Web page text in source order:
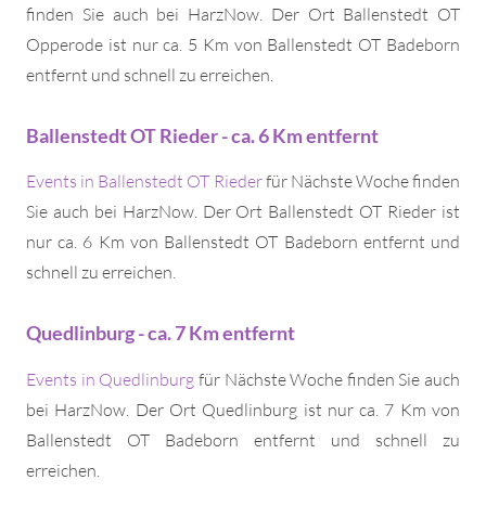
finden Sie auch bei HarzNow. Der Ort Ballenstedt OT
Opperode ist nur ca. 5 Km von Ballenstedt OT Badeborn
entfernt und schnell zu erreichen.
Ballenstedt OT Rieder - ca. 6 Km entfernt
Events in Ballenstedt OT Riederfür Nächste Woche finden
Sie auch bei HarzNow. Der Ort Ballenstedt OT Rieder ist
nur ca. 6 Km von Ballenstedt OT Badeborn entfernt und
schnell zu erreichen.
Quedlinburg - ca. 7 Km entfernt
Events in Quedlinburg für Nächste Woche finden Sie auch
bei HarzNow. Der Ort Quedlinburg ist nur ca. 7 Km von
Ballenstedt OT Badeborn entfernt und schnell zu
erreichen.